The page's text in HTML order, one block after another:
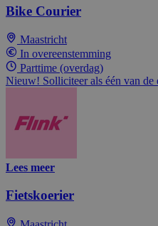
Bike Courier
Maastricht
In overeenstemming
Parttime (overdag)
Nieuw! Solliciteer als één van de
Lees meer
Fietskoerier